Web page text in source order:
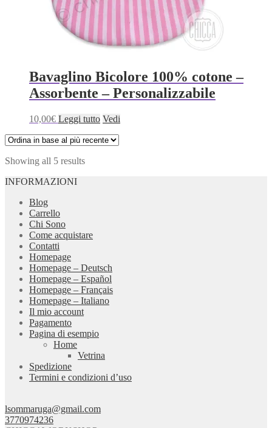
Bavaglino Bicolore 100% cotone –
Assorbente – Personalizzabile
10,00€ Leggi tutto Vedi
Showing all 5 results
INFORMAZIONI
Blog
Carrello
Chi Sono
Come acquistare
Contatti
Homepage
Homepage – Deutsch
Homepage – Español
Homepage – Français
Homepage – Italiano
Il mio account
Pagamento
Pagina di esempio
Home
Vetrina
Spedizione
Termini e condizioni d’uso
lsommaruga@gmail.com
3770974236